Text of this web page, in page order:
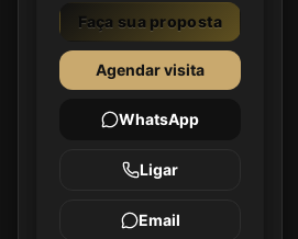
Faça sua proposta
Agendar visita
WhatsApp
Ligar
Email